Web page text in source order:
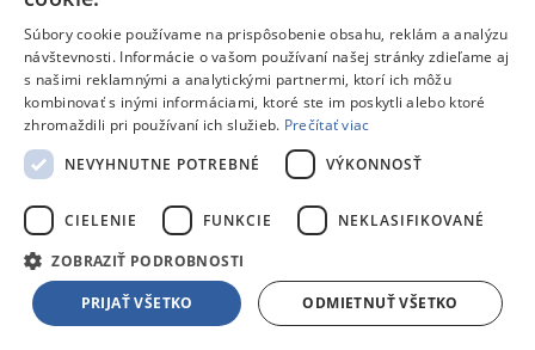
BRAVO B5112
Skladom 5 a viac kusov
16,99 €
Makro
5,69 €
Makro
Skladom 2 kusy
2,20 €
Súbory cookie používame na prispôsobenie obsahu, reklám a analýzu
návštevnosti. Informácie o vašom používaní našej stránky zdieľame aj
s našimi reklamnými a analytickými partnermi, ktorí ich môžu
kombinovať s inými informáciami, ktoré ste im poskytli alebo ktoré
zhromaždili pri používaní ich služieb. Prečítať viac
NEVYHNUTNE POTREBNÉ
VÝKONNOSŤ
CIELENIE FUNKCIE NEKLASIFIKOVANÉ
ZOBRAZIŤ PODROBNOSTI
PRIJAŤ VŠETKO ODMIETNUŤ VŠETKO